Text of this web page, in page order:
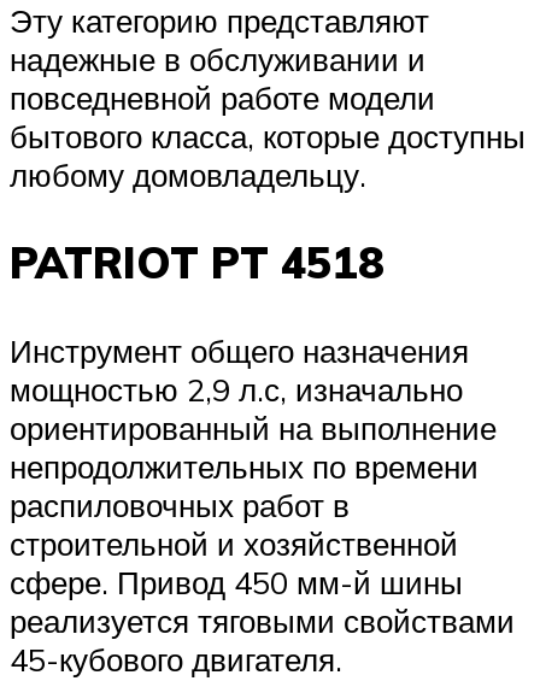
Эту категорию представляют
надежные в обслуживании и
повседневной работе модели
бытового класса, которые доступны
любому домовладельцу.
PATRIOT PT 4518
Инструмент общего назначения
мощностью 2,9 л.с, изначально
ориентированный на выполнение
непродолжительных по времени
распиловочных работ в
строительной и хозяйственной
сфере. Привод 450 мм-й шины
реализуется тяговыми свойствами
45-кубового двигателя.